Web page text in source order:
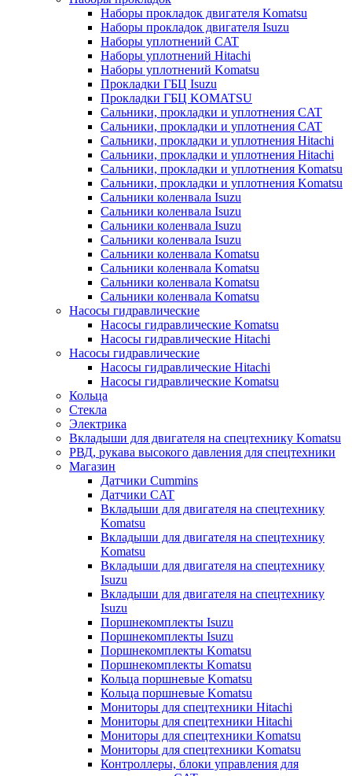
Наборы прокладок двигателя Komatsu
Наборы прокладок двигателя Isuzu
Наборы уплотнений CAT
Наборы уплотнений Hitachi
Наборы уплотнений Komatsu
Прокладки ГБЦ Isuzu
Прокладки ГБЦ KOMATSU
Сальники, прокладки и уплотнения CAT
Сальники, прокладки и уплотнения CAT
Сальники, прокладки и уплотнения Hitachi
Сальники, прокладки и уплотнения Hitachi
Сальники, прокладки и уплотнения Komatsu
Сальники, прокладки и уплотнения Komatsu
Сальники коленвала Isuzu
Сальники коленвала Isuzu
Сальники коленвала Isuzu
Сальники коленвала Isuzu
Сальники коленвала Komatsu
Сальники коленвала Komatsu
Сальники коленвала Komatsu
Сальники коленвала Komatsu
Насосы гидравлические
Насосы гидравлические Komatsu
Насосы гидравлические Hitachi
Насосы гидравлические
Насосы гидравлические Hitachi
Насосы гидравлические Komatsu
Кольца
Стекла
Электрика
Вкладыши для двигателя на спецтехнику Komatsu
РВД, рукава высокого давления для спецтехники
Магазин
Датчики Cummins
Датчики CAT
Вкладыши для двигателя на спецтехнику
Komatsu
Вкладыши для двигателя на спецтехнику
Komatsu
Вкладыши для двигателя на спецтехнику
Isuzu
Вкладыши для двигателя на спецтехнику
Isuzu
Поршнекомплекты Isuzu
Поршнекомплекты Isuzu
Поршнекомплекты Komatsu
Поршнекомплекты Komatsu
Кольца поршневые Komatsu
Кольца поршневые Komatsu
Мониторы для спецтехники Hitachi
Мониторы для спецтехники Hitachi
Мониторы для спецтехники Komatsu
Мониторы для спецтехники Komatsu
Контроллеры, блоки управления для